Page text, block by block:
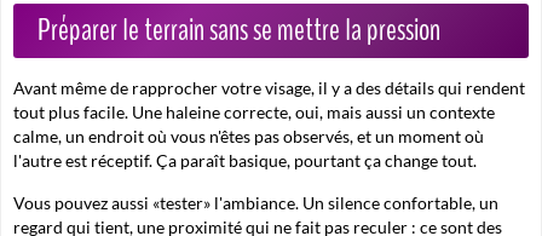
Préparer le terrain sans se mettre la pression
Avant même de rapprocher votre visage, il y a des détails qui rendent
tout plus facile. Une haleine correcte, oui, mais aussi un contexte
calme, un endroit où vous n'êtes pas observés, et un moment où
l'autre est réceptif. Ça paraît basique, pourtant ça change tout.
Vous pouvez aussi «tester» l'ambiance. Un silence confortable, un
regard qui tient, une proximité qui ne fait pas reculer : ce sont des